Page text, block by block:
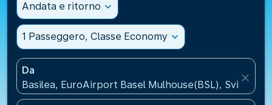
Andata e ritorno expand_more
1 Passeggero, Classe Economy expand_more
Da
Basilea, EuroAirport Basel Mulhouse(BSL), Svizzera
close